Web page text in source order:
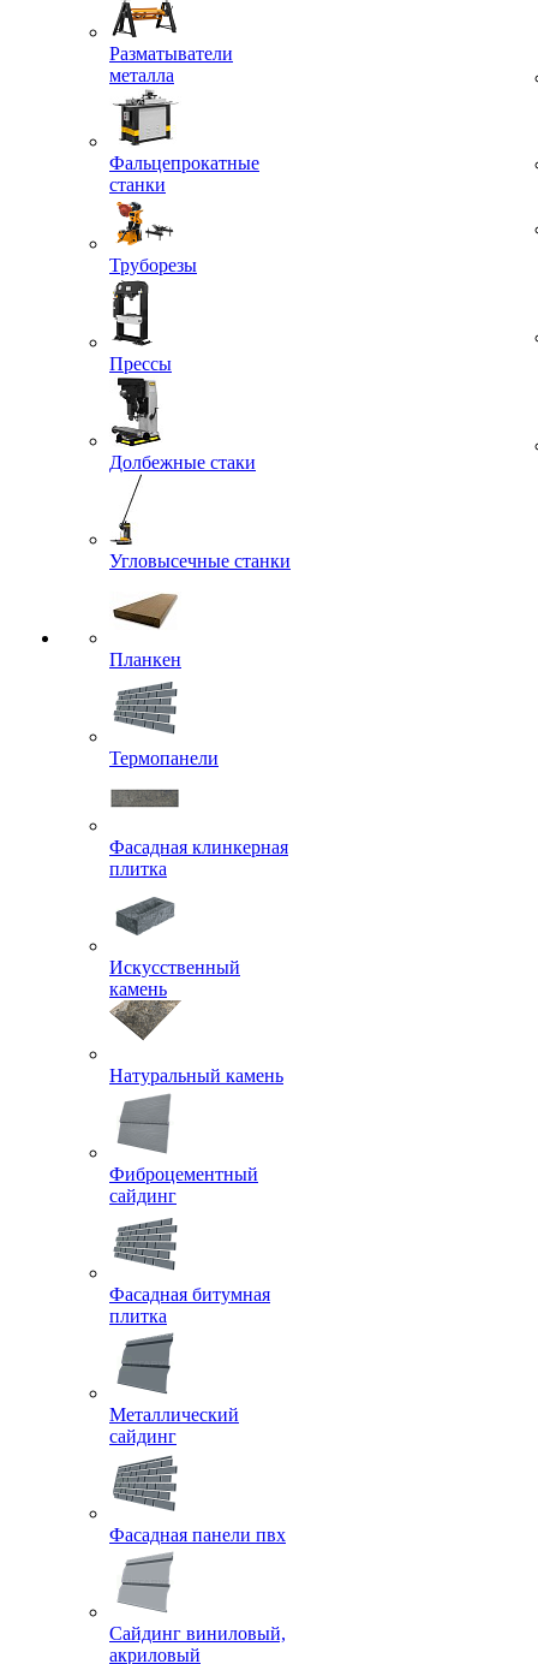
Разматыватели
металла
Фальцепрокатные
станки
Труборезы
Прессы
Долбежные стаки
Угловысечные станки
Планкен
Термопанели
Фасадная клинкерная
плитка
Искусственный
камень
Натуральный камень
Фиброцементный
сайдинг
Фасадная битумная
плитка
Металлический
сайдинг
Фасадная панели пвх
Сайдинг виниловый,
акриловый